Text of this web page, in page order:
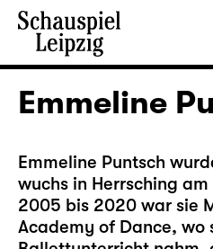
Emmeline
Emmeline Puntsch
wuchs in Herrsching
2005 bis 2020 war sie
Academy of Dance, wo